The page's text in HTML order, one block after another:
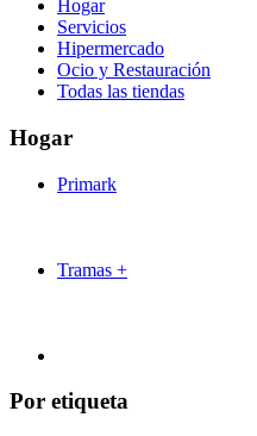
Hogar
Servicios
Hipermercado
Ocio y Restauración
Todas las tiendas
Hogar
Primark
Tramas +
Por etiqueta